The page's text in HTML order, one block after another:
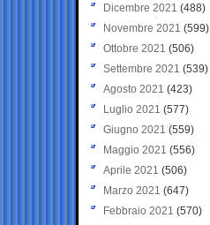
Dicembre 2021 (488)
Novembre 2021 (599)
Ottobre 2021 (506)
Settembre 2021 (539)
Agosto 2021 (423)
Luglio 2021 (577)
Giugno 2021(559)
Maggio 2021 (556)
Aprile 2021 (506)
Marzo 2021 (647)
Febbraio 2021 (570)